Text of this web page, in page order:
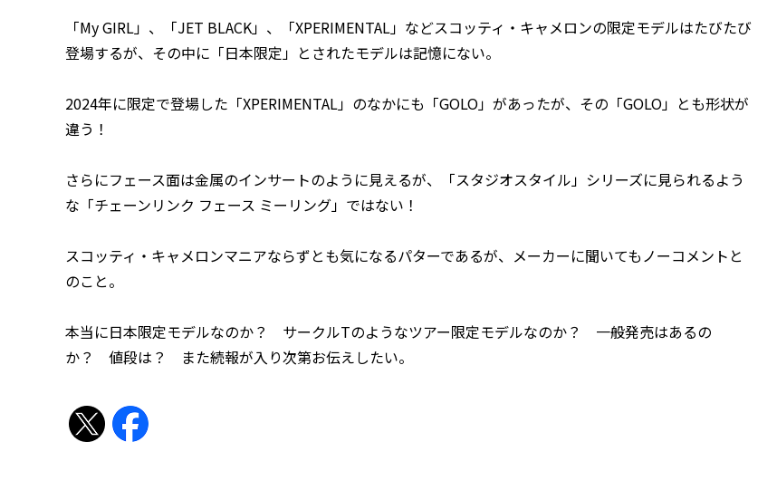
「My GIRL」、「JET BLACK」、「XPERIMENTAL」などスコッティ・キャメロンの限定モデルはたびたび
登場するが、その中に「日本限定」とされたモデルは記憶にない。
2024年に限定で登場した「XPERIMENTAL」のなかにも「GOLO」があったが、その「GOLO」とも形状が
違う！
さらにフェース面は金属のインサートのように見えるが、「スタジオスタイル」シリーズに見られるよう
な「チェーンリンク フェース ミーリング」ではない！
スコッティ・キャメロンマニアならずとも気になるパターであるが、メーカーに聞いてもノーコメントと
のこと。
本当に日本限定モデルなのか？ サークルTのようなツアー限定モデルなのか？ 一般発売はあるの
か？ 値段は？ また続報が入り次第お伝えしたい。